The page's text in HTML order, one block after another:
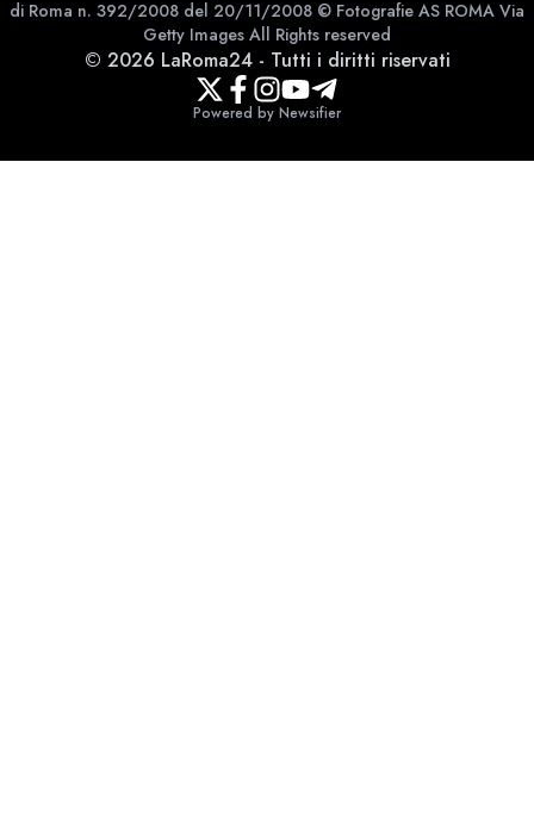
di Roma n. 392/2008 del 20/11/2008 © Fotografie AS ROMA Via
Getty Images All Rights reserved
© 2026 LaRoma24- Tutti i diritti riservati
Powered by Newsifier